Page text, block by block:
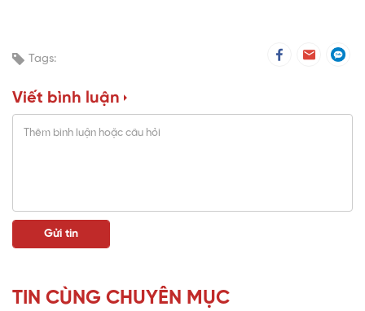
Tags:
Viết bình luận
TIN CÙNG CHUYÊN MỤC